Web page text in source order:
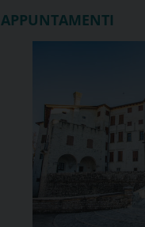
APPUNTAMENTI